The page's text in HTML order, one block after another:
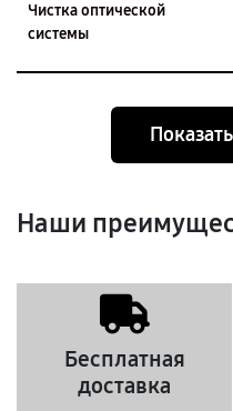
Чистка оптической
системы
Наши
Бесплатная
доставка